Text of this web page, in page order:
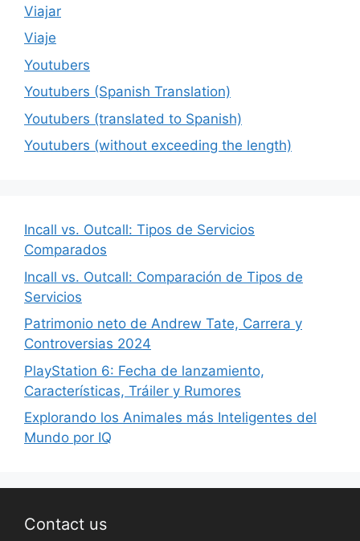
Viajar
Viaje
Youtubers
Youtubers (Spanish Translation)
Youtubers (translated to Spanish)
Youtubers (without exceeding the length)
Incall vs. Outcall: Tipos de Servicios
Comparados
Incall vs. Outcall: Comparación de Tipos de
Servicios
Patrimonio neto de Andrew Tate, Carrera y
Controversias 2024
PlayStation 6: Fecha de lanzamiento,
Características, Tráiler y Rumores
Explorando los Animales más Inteligentes del
Mundo por IQ
Contact us